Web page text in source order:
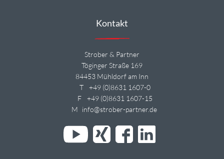
Kontakt
Strober & Partner
Töginger Straße 169
84453 Mühldorf am Inn
T
+49 (0)8631 1607-0
F
+49 (0)8631 1607-15
M info@strober-partner.de